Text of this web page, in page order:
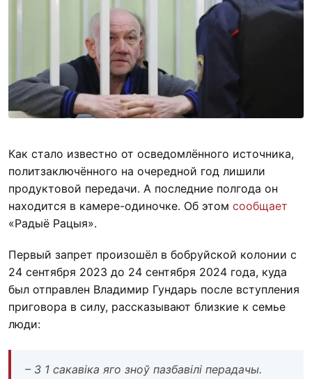
Как стало известно от осведомлённого источника,
политзаключённого на очередной год лишили
продуктовой передачи. А последние полгода он
находится в камере-одиночке. Об этом сообщает
«Радыё Рацыя».
Первый запрет произошёл в бобруйской колонии с
24 сентября 2023 до 24 сентября 2024 года, куда
был отправлен Владимир Гундарь после вступления
приговора в силу, рассказывают близкие к семье
люди:
– З 1 сакавіка яго зноў пазбавілі перадачы.